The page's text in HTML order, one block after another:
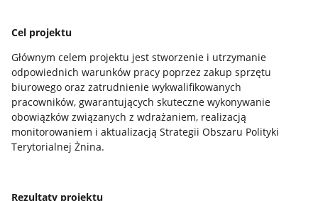
Cel projektu
Głównym celem projektu jest stworzenie i utrzymanie
odpowiednich warunków pracy poprzez zakup sprzętu
biurowego oraz zatrudnienie wykwalifikowanych
pracowników, gwarantujących skuteczne wykonywanie
obowiązków związanych z wdrażaniem, realizacją
monitorowaniem i aktualizacją Strategii Obszaru Polityki
Terytorialnej Żnina.
Rezultaty projektu